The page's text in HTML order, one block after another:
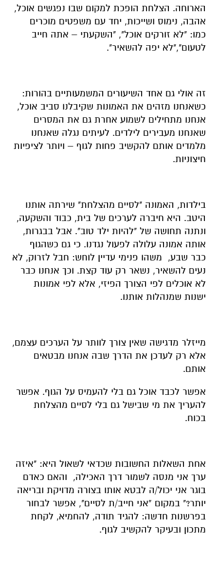
הארוחה. הצלחת הופכת למקום שבו נפגשים אוכל,
אהבה, נימוס ושייכות, יחד עם משפטים מוכרים
כמו: "לא זורקים אוכל", "השקעתי – אתה חייב
לטעום","לא יפה להשאיר".
זה אולי גם אחד השיעורים המשמעותיים בהורות:
כשאנחנו מזהים את האמונות שקיבלנו סביב אוכל,
אנחנו מתחילים לשמוע אחרת גם את המסרים
שאנחנו מעבירים לילדים. לעיתים נגלה שאנחנו
מלמדים אותם להקשיב פחות לגוף – ויותר לציפיות
חיצוניות.
בילדות, האמונה "לסיים מהצלחת" שירתה אותנו
היטב. היא חיברה לערכים של בית, כבוד והשקעה,
ונתנה תחושה של "להיות ילד טוב". אבל בבגרות,
אותה אמונה עלולה לפעול נגדנו. כי גם כשהגוף
כבר שבע, משהו פנימי עדיין לוחש: חבל לזרוק, לא
נעים להשאיר, נשאר רק עוד קצת. וכך אנחנו כבר
לא אוכלים לפי הצורך הפיזי, אלא לפי אמונות
ישנות שמנהלות אותנו.
מייזלר מדגישה שאין צורך לוותר על הערכים עצמם,
אלא רק לעדכן את הדרך שבה אנחנו מבטאים
אותם.
אפשר לכבד אוכל גם בלי להעמיס על הגוף. אפשר
להעריך את מי שבישל גם בלי לסיים מהצלחת
בכוח.
אחת השאלות החשובות שכדאי לשאול היא: "איזה
ערך אני מנסה לשמור דרך האכילה, והאם כאדם
בוגר אני יכול/ה לבטא אותו בצורה מדויקת ובריאה
יותר?" במקום “אני חייב/ת לסיים", אפשר לבחור
בפרשנות חדשה: להגיד תודה, להחמיא, לקחת
מתכון ובעיקר להקשיב לגוף.